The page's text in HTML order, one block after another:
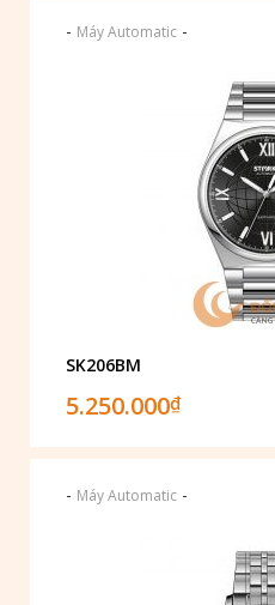
- Máy Automatic -
SK206BM
5.250.000₫
- Máy Automatic -